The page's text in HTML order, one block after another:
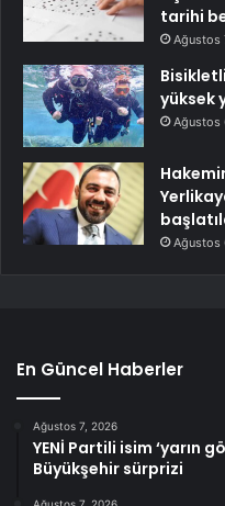
tarihi
Ağustos
yüksek
Ağustos
Ağustos
En Güncel Haberler
Ağustos 7, 2026
YENİ Partili isim ‘yarın
Büyükşehir sürprizi